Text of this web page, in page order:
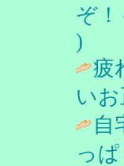
ぞ
)
疲
い
自
っ